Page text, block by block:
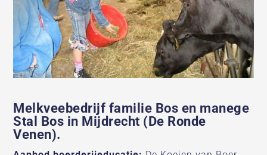
Melkveebedrijf familie Bos en manege
Stal Bos in Mijdrecht (De Ronde
Venen).